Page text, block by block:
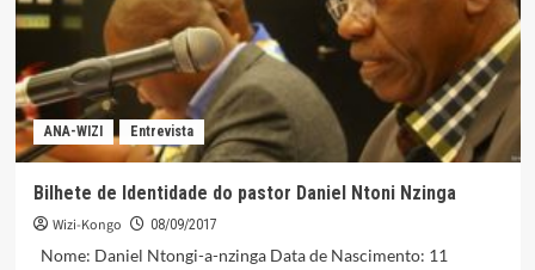
“deus
sem
corpo”,
o
pai
celestial.
ANA-WIZI Entrevista
Bilhete de Identidade do pastor Daniel Ntoni Nzinga
Wizi-Kongo 08/09/2017
Nome: Daniel Ntongi-a-nzinga Data de Nascimento: 11